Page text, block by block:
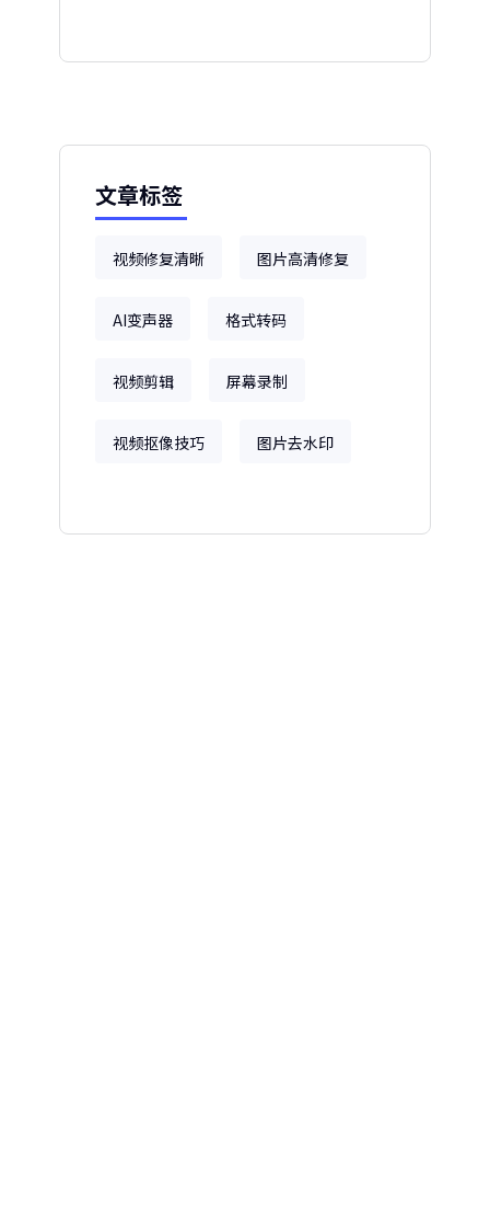
文章标签
视频修复清晰 图片高清修复
AI变声器 格式转码
视频剪辑 屏幕录制
视频抠像技巧 图片去水印